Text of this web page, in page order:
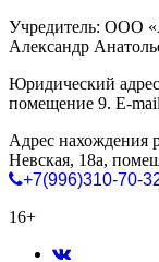
Учредитель: ООО
Александр
Юридический
помещение 9. E-
Адрес нахождения
Невская, 18а,
+7(996)310-70-
16+